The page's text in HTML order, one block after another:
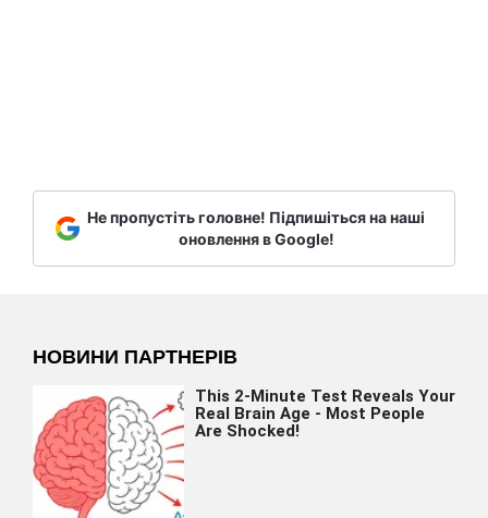
Не пропустіть головне! Підпишіться на наші
оновлення в Google!